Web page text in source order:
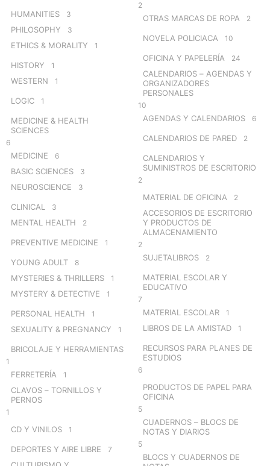
HUMANITIES 3
PHILOSOPHY 3
ETHICS & MORALITY 1
HISTORY 1
WESTERN 1
LOGIC 1
MEDICINE & HEALTH
SCIENCES
6
MEDICINE 6
BASIC SCIENCES 3
NEUROSCIENCE 3
CLINICAL 3
MENTAL HEALTH 2
PREVENTIVE MEDICINE 1
YOUNG ADULT 8
MYSTERIES & THRILLERS 1
MYSTERY & DETECTIVE 1
PERSONAL HEALTH 1
SEXUALITY & PREGNANCY 1
BRICOLAJE Y HERRAMIENTAS
1
FERRETERÍA 1
CLAVOS – TORNILLOS Y
PERNOS
1
CD Y VINILOS 1
DEPORTES Y AIRE LIBRE 7
2
OTRAS MARCAS DE ROPA 2
NOVELA POLICIACA 10
OFICINA Y PAPELERÍA 24
CALENDARIOS – AGENDAS Y
ORGANIZADORES
PERSONALES
10
AGENDAS Y CALENDARIOS 6
CALENDARIOS DE PARED 2
CALENDARIOS Y
SUMINISTROS DE ESCRITORIO
2
MATERIAL DE OFICINA 2
ACCESORIOS DE ESCRITORIO
Y PRODUCTOS DE
ALMACENAMIENTO
2
SUJETALIBROS 2
MATERIAL ESCOLAR Y
EDUCATIVO
7
MATERIAL ESCOLAR 1
LIBROS DE LA AMISTAD 1
RECURSOS PARA PLANES DE
ESTUDIOS
6
PRODUCTOS DE PAPEL PARA
OFICINA
5
CUADERNOS – BLOCS DE
NOTAS Y DIARIOS
5
BLOCS Y CUADERNOS DE